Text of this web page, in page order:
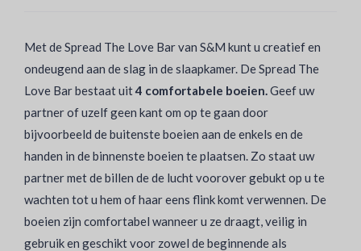
Met de Spread The Love Bar van S&M kunt u creatief en
ondeugend aan de slag in de slaapkamer. De Spread The
Love Bar bestaat uit4 comfortabele boeien.Geef uw
partner of uzelf geen kant om op te gaan door
bijvoorbeeld de buitenste boeien aan de enkels en de
handen in de binnenste boeien te plaatsen. Zo staat uw
partner met de billen de de lucht voorover gebukt op u te
wachten tot u hem of haar eens flink komt verwennen. De
boeien zijn comfortabel wanneer u ze draagt, veilig in
gebruik en geschikt voor zowel de beginnende als